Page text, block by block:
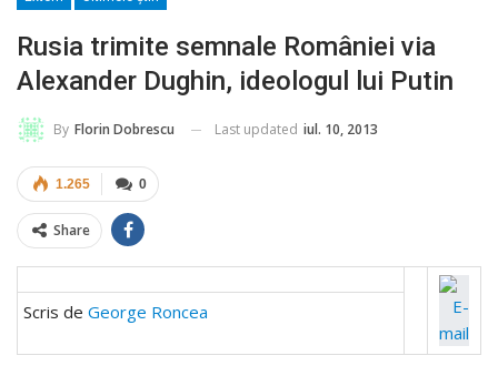
Rusia trimite semnale României via
Alexander Dughin, ideologul lui Putin
By Florin Dobrescu Last updated iul. 10, 2013
0
1.265
Share
Scris de George Roncea